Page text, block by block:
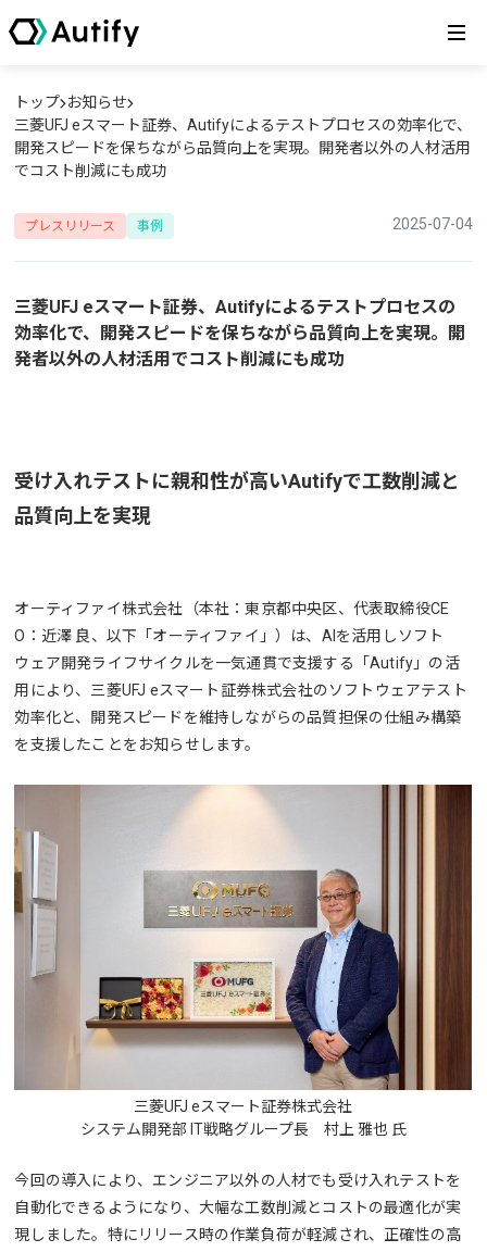
トップ お知らせ
三菱UFJ eスマート証券、Autifyによるテストプロセスの効率化で、
開発スピードを保ちながら品質向上を実現。開発者以外の人材活用
でコスト削減にも成功
プレスリリース 事例 2025-07-04
三菱UFJ eスマート証券、Autifyによるテストプロセスの
効率化で、開発スピードを保ちながら品質向上を実現。開
発者以外の人材活用でコスト削減にも成功
受け入れテストに親和性が高いAutifyで工数削減と
品質向上を実現
オーティファイ株式会社（本社：東京都中央区、代表取締役CE
O：近澤 良、以下「オーティファイ」）は、AIを活用しソフト
ウェア開発ライフサイクルを一気通貫で支援する「Autify」の活
用により、三菱UFJ eスマート証券株式会社のソフトウェアテスト
効率化と、開発スピードを維持しながらの品質担保の仕組み構築
を支援したことをお知らせします。
三菱UFJ eスマート証券株式会社
システム開発部 IT戦略グループ長 村上 雅也 氏
今回の導入により、エンジニア以外の人材でも受け入れテストを
自動化できるようになり、大幅な工数削減とコストの最適化が実
現しました。特にリリース時の作業負荷が軽減され、正確性の高